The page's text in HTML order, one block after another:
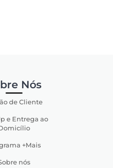
Nós
de Cliente
e Entrega ao
+Mais
nós